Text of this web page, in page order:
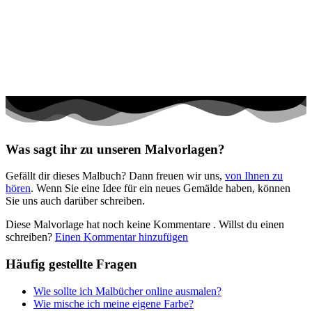
Musik und Musikinstrumente
Sommer und Feiertage
Sport
Teddys und Pferde
Tiere und Natur
Valentinstag und Liebe
Winter und Weihnachten
Was sagt ihr zu unseren Malvorlagen?
Gefällt dir dieses Malbuch? Dann freuen wir uns, von Ihnen zu
hören. Wenn Sie eine Idee für ein neues Gemälde haben, können
Sie uns auch darüber schreiben.
Diese Malvorlage hat noch keine Kommentare . Willst du einen
schreiben? Einen Kommentar hinzufügen
Häufig gestellte Fragen
Wie sollte ich Malbücher online ausmalen?
Wie mische ich meine eigene Farbe?